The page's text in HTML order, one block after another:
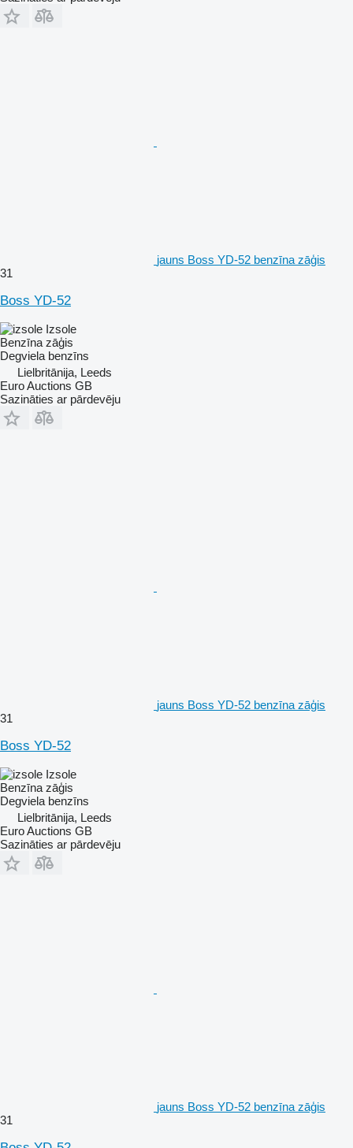
jauns Boss YD-52 benzīna zāģis
31
Boss YD-52
Izsole
Benzīna zāģis
Degviela benzīns
Lielbritānija, Leeds
Euro Auctions GB
Sazināties ar pārdevēju
jauns Boss YD-52 benzīna zāģis
31
Boss YD-52
Izsole
Benzīna zāģis
Degviela benzīns
Lielbritānija, Leeds
Euro Auctions GB
Sazināties ar pārdevēju
jauns Boss YD-52 benzīna zāģis
31